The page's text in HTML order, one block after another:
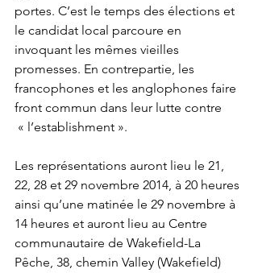
portes. C’est le temps des élections et
le candidat local parcoure en
invoquant les mêmes vieilles
promesses. En contrepartie, les
francophones et les anglophones faire
front commun dans leur lutte contre
« l’establishment ».
Les représentations auront lieu le 21,
22, 28 et 29 novembre 2014, à 20 heures
ainsi qu’une matinée le 29 novembre à
14 heures et auront lieu au Centre
communautaire de Wakefield-La
Pêche, 38, chemin Valley (Wakefield)